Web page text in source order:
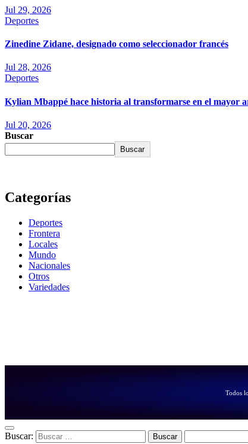
Jul 29, 2026
Deportes
Zinedine Zidane, designado como seleccionador francés
Jul 28, 2026
Deportes
Kylian Mbappé hace historia al transformarse en el mayor
Jul 20, 2026
Buscar
Buscar
Categorías
Deportes
Frontera
Locales
Mundo
Nacionales
Otros
Variedades
Todos
Buscar: